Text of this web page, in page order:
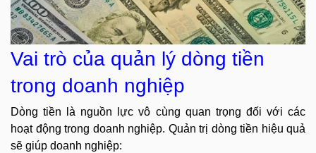
Vai trò của quản lý dòng tiền
trong doanh nghiệp
Dòng tiền là nguồn lực vô cùng quan trọng đối với các
hoạt động trong doanh nghiệp. Quản trị dòng tiền hiệu quả
sẽ giúp doanh nghiệp: